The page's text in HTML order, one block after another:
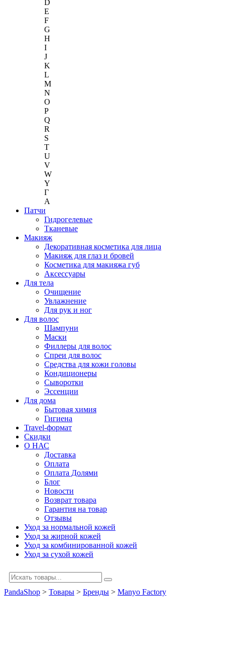
D
E
F
G
H
I
J
K
L
M
N
O
P
Q
R
S
T
U
V
W
Y
Г
A
Патчи
Гидрогелевые
Тканевые
Макияж
Декоративная косметика для лица
Макияж для глаз и бровей
Косметика для макияжа губ
Аксессуары
Для тела
Очищение
Увлажнение
Для рук и ног
Для волос
Шампуни
Маски
Филлеры для волос
Спреи для волос
Средства для кожи головы
Кондиционеры
Сыворотки
Эссенции
Для дома
Бытовая химия
Гигиена
Travel-формат
Скидки
О НАС
Доставка
Оплата
Оплата Долями
Блог
Новости
Возврат товара
Гарантия на товар
Отзывы
Уход за нормальной кожей
Уход за жирной кожей
Уход за комбинированной кожей
Уход за сухой кожей
PandaShop > Товары > Бренды > Manyo Factory